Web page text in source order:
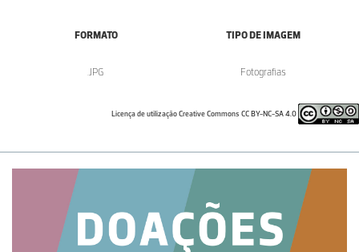
FORMATO
.JPG
TIPO DE IMAGEM
Fotografias
Licença de utilização Creative Commons CC BY-NC-SA 4.0